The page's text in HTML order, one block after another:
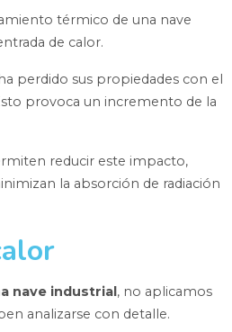
térmico de una nave
de calor.
perdido sus propiedades con el
provoca un incremento de la
reducir este impacto,
la absorción de radiación
nave industrial, no aplicamos
analizarse con detalle.